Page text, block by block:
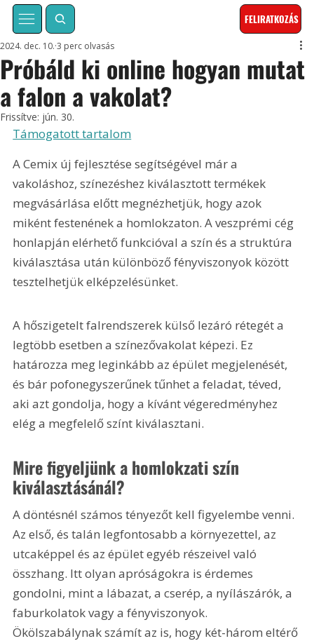
FELIRATKOZÁS
Próbáld ki online hogyan mutat
a falon a vakolat?
2024. dec. 10. 3 perc olvasás
Frissítve: jún. 30.
Támogatott tartalom
A Cemix új fejlesztése segítségével már a
vakoláshoz, színezéshez kiválasztott termékek
megvásárlása előtt megnézhetjük, hogy azok
miként festenének a homlokzaton. A veszprémi cég
honlapján elérhető funkcióval a szín és a struktúra
kiválasztása után különböző fényviszonyok között
tesztelhetjük elképzelésünket.
A hőszigetelt falrendszerek külső lezáró rétegét a
legtöbb esetben a színezővakolat képezi. Ez
határozza meg leginkább az épület megjelenését,
és bár pofonegyszerűnek tűnhet a feladat, téved,
aki azt gondolja, hogy a kívánt végeredményhez
elég a megfelelő színt kiválasztani.
Mire figyeljünk a homlokzati szín
kiválasztásánál?
A döntésnél számos tényezőt kell figyelembe venni.
Az első, és talán legfontosabb a környezettel, az
utcaképpel és az épület egyéb részeivel való
összhang. Itt olyan apróságokra is érdemes
gondolni, mint a lábazat, a cserép, a nyílászárók, a
faburkolatok vagy a fényviszonyok.
Ökölszabálynak számít az is, hogy két-három eltérő